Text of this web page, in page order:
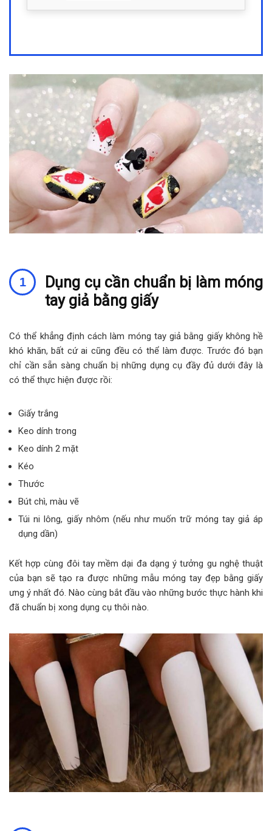
Dụng cụ cần chuẩn bị làm móng
tay giả bằng giấy
Có thể khẳng định cách làm móng tay giả bằng giấy không hề
khó khăn, bất cứ ai cũng đều có thể làm được. Trước đó bạn
chỉ cần sẵn sàng chuẩn bị những dụng cụ đầy đủ dưới đây là
có thể thực hiện được rồi:
Giấy trắng
Keo dính trong
Keo dính 2 mặt
Kéo
Thước
Bút chì, màu vẽ
Túi ni lông, giấy nhôm (nếu như muốn trữ móng tay giả áp
dụng dần)
Kết hợp cùng đôi tay mềm dại đa dạng ý tưởng gu nghệ thuật
của bạn sẽ tạo ra được những mẫu móng tay đẹp bằng giấy
ưng ý nhất đó. Nào cùng bắt đầu vào những bước thực hành khi
đã chuẩn bị xong dụng cụ thôi nào.